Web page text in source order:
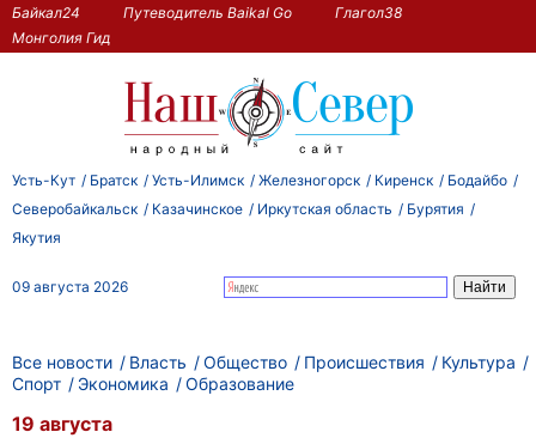
Байкал24 Путеводитель Baikal Go
Глагол38
Монголия Гид
Усть-Кут Братск Усть-Илимск Железногорск Киренск
Бодайбо
Северобайкальск
Казачинское Иркутская область
Бурятия
Якутия
09 августа 2026
Все новости Власть Общество Происшествия
Культура
Спорт
Экономика Образование
19 августа